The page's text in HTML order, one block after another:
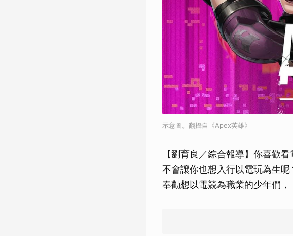
示意圖。翻攝自《Apex英雄》
【劉育良／綜合報導】你喜歡
不會讓你也想入行以電玩為生
奉勸想以電競為職業的少年們，